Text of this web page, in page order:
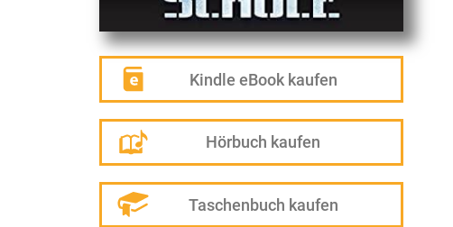
Kindle eBook kaufen
Hörbuch kaufen
Taschenbuch kaufen